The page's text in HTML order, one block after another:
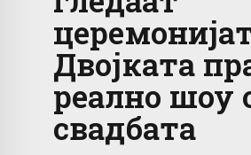
Двојката
реално шоу
свадбата